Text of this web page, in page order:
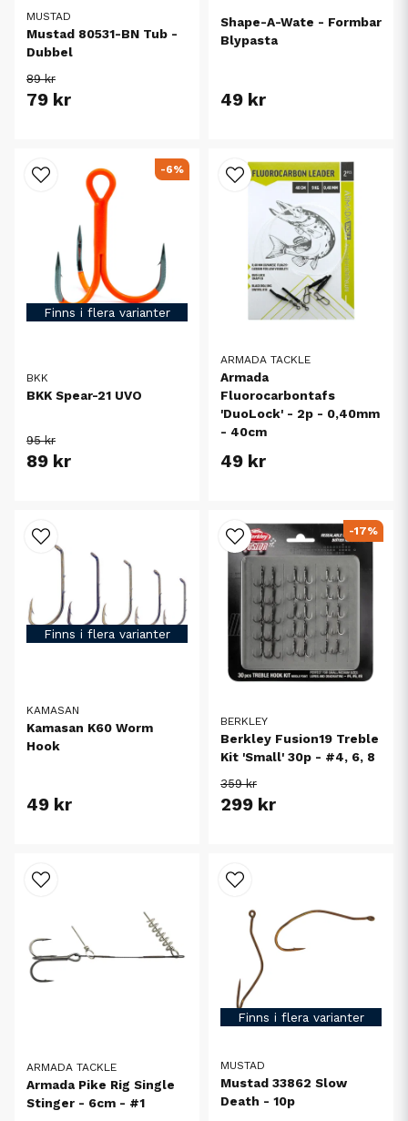
MUSTAD
Mustad 80531-BN Tub -
Dubbel
89 kr
79 kr
Shape-A-Wate - Formbar
Blypasta
49 kr
Finns i flera varianter
BKK
BKK Spear-21 UVO
95 kr
89 kr
-6%
ARMADA TACKLE
Armada
Fluorocarbontafs
'DuoLock' - 2p - 0,40mm
- 40cm
49 kr
Finns i flera varianter
KAMASAN
Kamasan K60 Worm
Hook
49 kr
BERKLEY
Berkley Fusion19 Treble
Kit 'Small' 30p - #4, 6, 8
359 kr
299 kr
-17%
ARMADA TACKLE
Armada Pike Rig Single
Stinger - 6cm - #1
Finns i flera varianter
MUSTAD
Mustad 33862 Slow
Death - 10p